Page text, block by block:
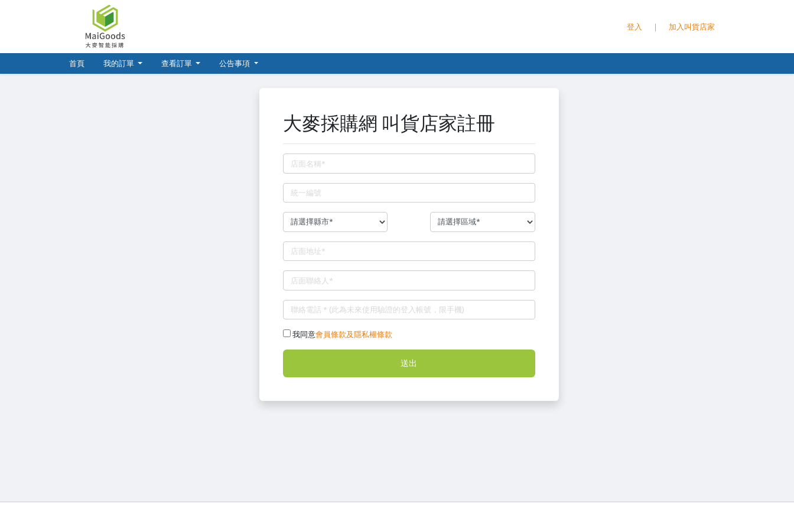
登入 ｜ 加入叫貨店家
首頁(current)我的訂單 查看訂單 公告事項
大麥採購網 叫貨店家註冊
我同意會員條款及隱私權條款
送出